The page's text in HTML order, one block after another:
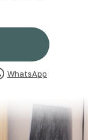
WhatsApp